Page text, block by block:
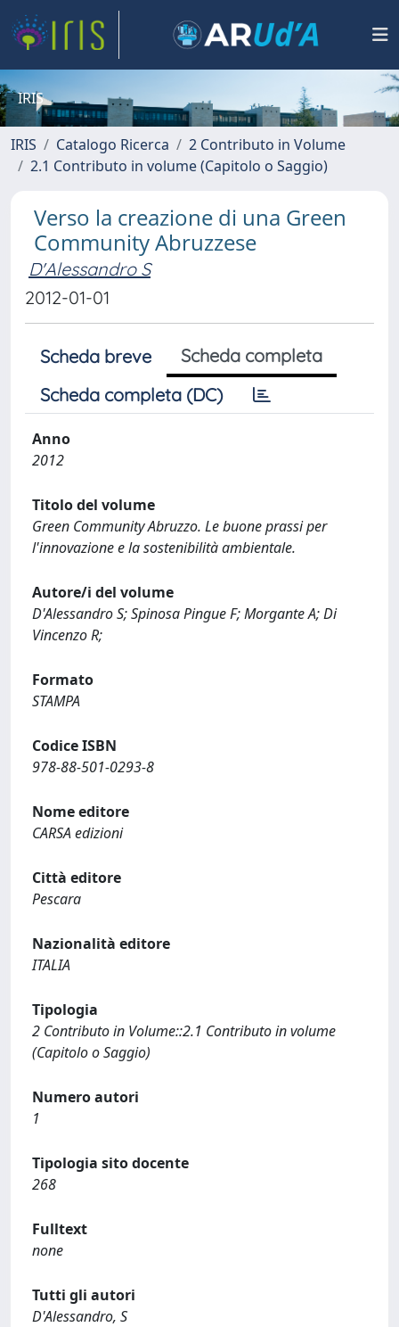
IRIS
IRIS Catalogo Ricerca
2 Contributo in Volume
2.1 Contributo in volume (Capitolo o Saggio)
Verso la creazione di una Green
Community Abruzzese
D'Alessandro S
2012-01-01
Scheda breve
Scheda completa
Scheda completa (DC)
Anno
2012
Titolo del volume
Green Community Abruzzo. Le buone prassi per
l'innovazione e la sostenibilità ambientale.
Autore/i del volume
D'Alessandro S; Spinosa Pingue F; Morgante A; Di
Vincenzo R;
Formato
STAMPA
Codice ISBN
978-88-501-0293-8
Nome editore
CARSA edizioni
Città editore
Pescara
Nazionalità editore
ITALIA
Tipologia
2 Contributo in Volume::2.1 Contributo in volume
(Capitolo o Saggio)
Numero autori
1
Tipologia sito docente
268
Fulltext
none
Tutti gli autori
D'Alessandro, S